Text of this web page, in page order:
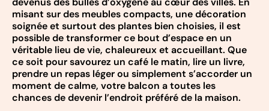
misant sur des meubles compacts, une décoration
soignée et surtout des plantes bien choisies, il est
possible de transformer ce bout d’espace en un
véritable lieu de vie, chaleureux et accueillant. Que
ce soit pour savourez un café le matin, lire un livre,
prendre un repas léger ou simplement s’accorder un
moment de calme, votre balcon a toutes les
chances de devenir l’endroit préféré de la maison.